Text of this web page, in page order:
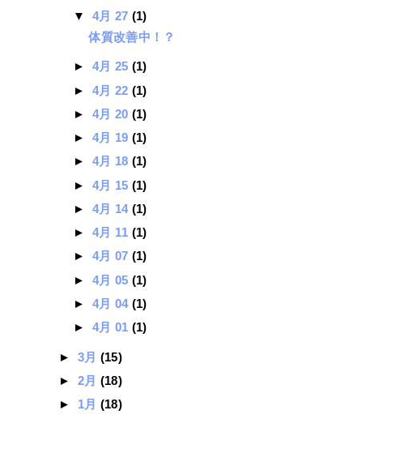
▼ 4月 27 (1)
体質改善中！？
► 4月 25 (1)
► 4月 22 (1)
► 4月 20 (1)
► 4月 19 (1)
► 4月 18 (1)
► 4月 15 (1)
► 4月 14 (1)
► 4月 11 (1)
► 4月 07 (1)
► 4月 05 (1)
► 4月 04 (1)
► 4月 01 (1)
► 3月 (15)
► 2月 (18)
► 1月 (18)